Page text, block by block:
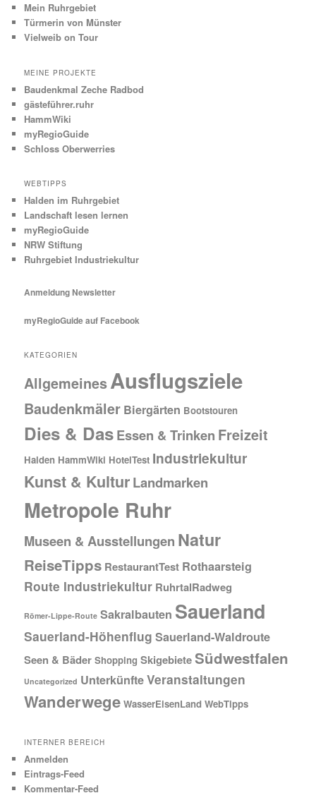
Mein Ruhrgebiet
Türmerin von Münster
Vielweib on Tour
MEINE PROJEKTE
Baudenkmal Zeche Radbod
gästeführer.ruhr
HammWiki
myRegioGuide
Schloss Oberwerries
WEBTIPPS
Halden im Ruhrgebiet
Landschaft lesen lernen
myRegioGuide
NRW Stiftung
Ruhrgebiet Industriekultur
Anmeldung Newsletter
myRegioGuide auf Facebook
KATEGORIEN
AllgemeinesAusflugsziele
Baudenkmäler Biergärten Bootstouren
Dies & DasEssen & Trinken Freizeit
Halden HammWiki HotelTest Industriekultur
Kunst & KulturLandmarken
Metropole Ruhr
Museen & Ausstellungen Natur
ReiseTipps RestaurantTest Rothaarsteig
Route Industriekultur RuhrtalRadweg
Römer-Lippe-Route Sakralbauten Sauerland
Sauerland-Höhenflug Sauerland-Waldroute
Seen & Bäder Shopping SkigebieteSüdwestfalen
Uncategorized UnterkünfteVeranstaltungen
Wanderwege WasserEisenLand WebTipps
INTERNER BEREICH
Anmelden
Eintrags-Feed
Kommentar-Feed